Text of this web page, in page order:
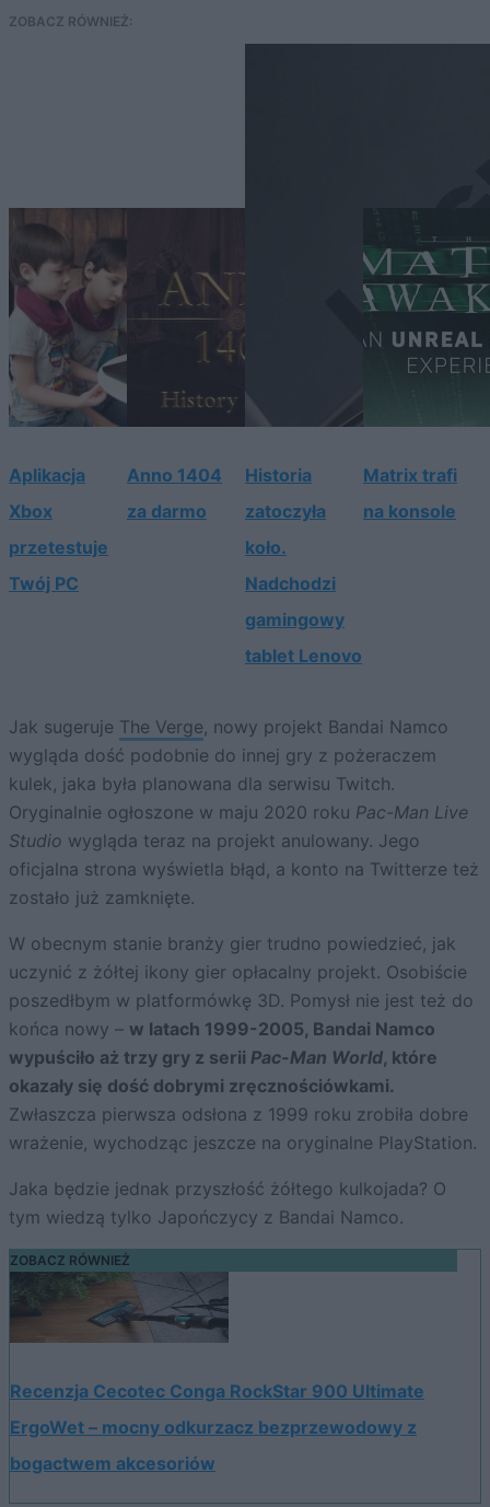
ZOBACZ RÓWNIEŻ:
Aplikacja
Xbox
przetestuje
Twój PC
Anno 1404
za darmo
Historia
zatoczyła
koło.
Nadchodzi
gamingowy
tablet Lenovo
Matrix trafi
na konsole
Jak sugeruje The Verge, nowy projekt Bandai Namco
wygląda dość podobnie do innej gry z pożeraczem
kulek, jaka była planowana dla serwisu Twitch.
Oryginalnie ogłoszone w maju 2020 roku Pac-Man Live
Studio wygląda teraz na projekt anulowany. Jego
oficjalna strona wyświetla błąd, a konto na Twitterze też
zostało już zamknięte.
W obecnym stanie branży gier trudno powiedzieć, jak
uczynić z żółtej ikony gier opłacalny projekt. Osobiście
poszedłbym w platformówkę 3D. Pomysł nie jest też do
końca nowy – w latach 1999-2005, Bandai Namco
wypuściło aż trzy gry z serii Pac-Man World, które
okazały się dość dobrymi zręcznościówkami.
Zwłaszcza pierwsza odsłona z 1999 roku zrobiła dobre
wrażenie, wychodząc jeszcze na oryginalne PlayStation.
Jaka będzie jednak przyszłość żółtego kulkojada? O
tym wiedzą tylko Japończycy z Bandai Namco.
ZOBACZ RÓWNIEŻ
Recenzja Cecotec Conga RockStar 900 Ultimate
ErgoWet – mocny odkurzacz bezprzewodowy z
bogactwem akcesoriów